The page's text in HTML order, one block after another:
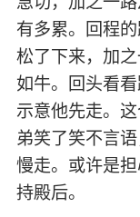
有多累。回程
松了下来，加
如牛。回头看
示意他先走。
弟笑了笑不言
慢走。或许是
持殿后。